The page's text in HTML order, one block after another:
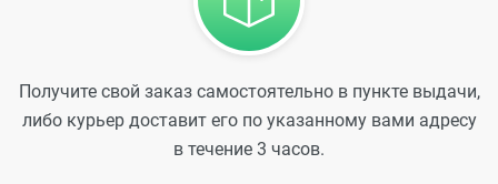
Получите свой заказ самостоятельно в пункте выдачи,
либо курьер доставит его по указанному вами адресу
в течение 3 часов.